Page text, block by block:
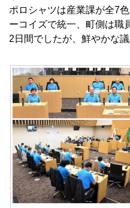
ポロシャツは産業課が全7
ーコイズで統一、町側は職
2日間でしたが、鮮やかな議